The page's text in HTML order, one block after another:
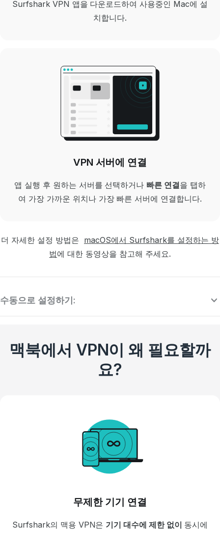
Surfshark VPN 앱을 다운로드하여사용중인 Mac에 설
치합니다.
VPN 서버에 연결
앱 실행 후 원하는 서버를 선택하거나 빠른 연결을 탭하
여 가장 가까운 위치나 가장 빠른 서버에 연결합니다.
더 자세한 설정 방법은 macOS에서 Surfshark를 설정하는 방
법에 대한 동영상을 참고해 주세요.
수동으로 설정하기:
맥북에서 VPN이 왜 필요할까
요?
무제한 기기 연결
Surfshark의 맥용 VPN은 기기 대수에 제한 없이 동시에